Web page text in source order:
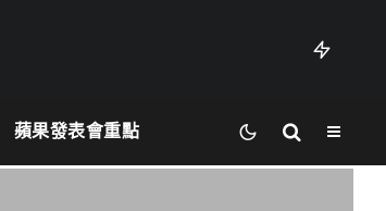
蘋果發表會重點